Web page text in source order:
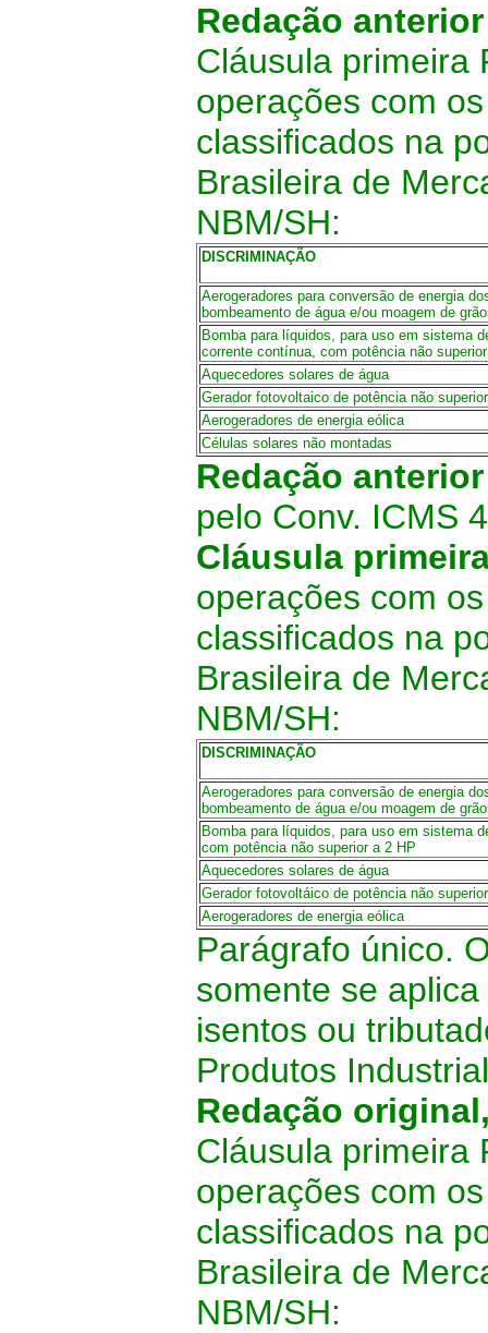
Redação
Cláusula primeira
operações com
classificados na
Brasileira de
NBM/SH:
DISCRIMINAÇÃO
Aerogeradores para conversão de energia
bombeamento de água e/ou moagem de
Bomba para líquidos, para uso em sistema
corrente contínua, com potência não
Aquecedores solares de água
Gerador fotovoltaico de potência não
Aerogeradores de energia eólica
Células solares não montadas
Redação
pelo Conv. ICMS
Cláusula
operações com
classificados na
Brasileira de
NBM/SH:
DISCRIMINAÇÃO
Aerogeradores para conversão de energia
bombeamento de água e/ou moagem de
Bomba para líquidos, para uso em sistema
com potência não superior a 2 HP
Aquecedores solares de água
Gerador fotovoltáico de potência não
Aerogeradores de energia eólica
Parágrafo único.
somente se
isentos ou
Produtos
Redação
Cláusula primeira
operações com
classificados na
Brasileira de
NBM/SH: